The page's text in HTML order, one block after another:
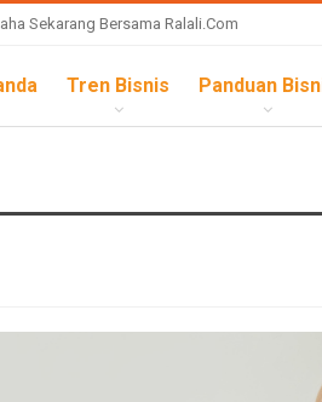
Sekarang Bersama Ralali.com
Tren Bisnis Panduan